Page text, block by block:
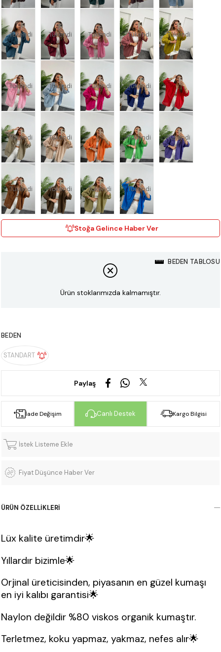
Tükendi Tükendi Tükendi Tükendi Tükendi
Tükendi Tükendi Tükendi Tükendi
Tükendi Tükendi Tükendi Tükendi
Tükendi Tükendi Tükendi Tükendi
Stoğa Gelince Haber Ver
BEDEN TABLOSU
Ürün stoklarımızda kalmamıştır.
BEDEN
STANDART
Paylaş
İade Değişim Canlı Destek Kargo Bilgisi
İstek Listeme Ekle
Fiyat Düşünce Haber Ver
ÜRÜN ÖZELLIKLERI
Lüx kalite üretimdir🌟
Yıllardır bizimle🌟
Orjinal üreticisinden, piyasanın en güzel kumaşı
en iyi kalıbı garantisi🌟
Naylon değildir %80 viskos organik kumaştır.
Terletmez, koku yapmaz, yakmaz, nefes alır🌟
İndirim ve fırsatlardan ilk sizin haberiniz olsun, kayıt
olun ve avantajlardan yararlanın!